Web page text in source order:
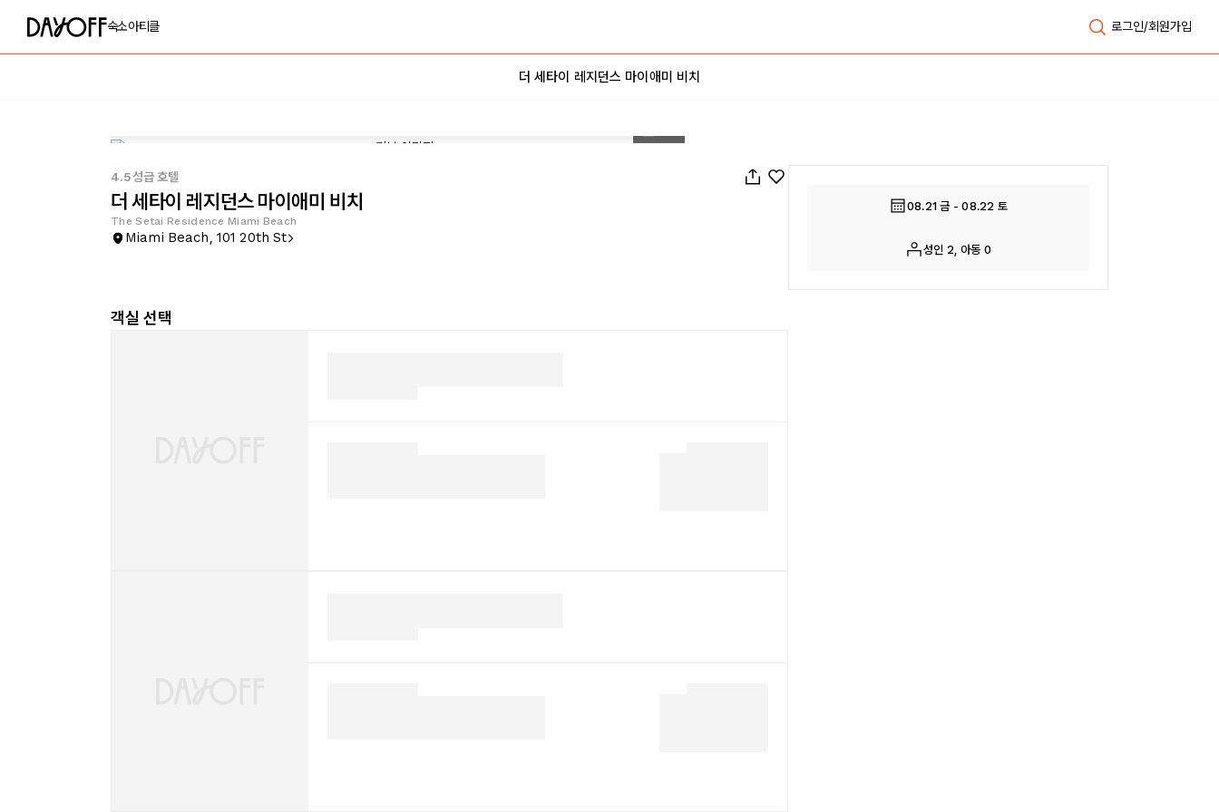
숙소아티클 로그인/회원가입
더 세타이 레지던스 마이애미 비치
4.5성급 호텔
더 세타이 레지던스 마이애미 비치
The Setai Residence Miami Beach
Miami Beach, 101 20th St
객실 선택
08.21 금 - 08.22 토
성인 2, 아동 0